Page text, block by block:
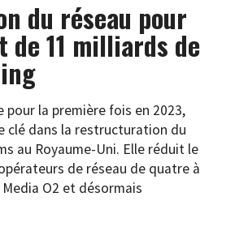
du réseau pour
de 11 milliards de
pour la première fois en 2023,
clé dans la restructuration du
au Royaume-Uni. Elle réduit le
de réseau de quatre à
O2 et désormais